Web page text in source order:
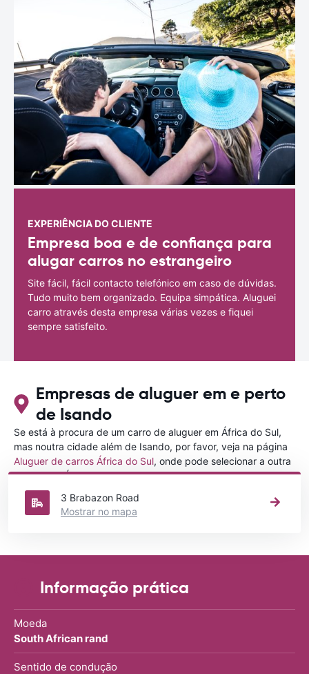
EXPERIÊNCIA DO CLIENTE
Empresa boa e de confiança para
alugar carros no estrangeiro
Site fácil, fácil contacto telefónico em caso de dúvidas.
Tudo muito bem organizado. Equipa simpática. Aluguei
carro através desta empresa várias vezes e fiquei
sempre satisfeito.
Empresas de aluguer em e perto
de Isando
Se está à procura de um carro de aluguer em África do Sul,
mas noutra cidade além de Isando, por favor, veja na página
Aluguer de carros África do Sul, onde pode selecionar a outra
cidade em África do Sul que gostaria de alugar um carro
3 Brabazon Road
Mostrar no mapa
Informação prática
Moeda
South African rand
Sentido de condução